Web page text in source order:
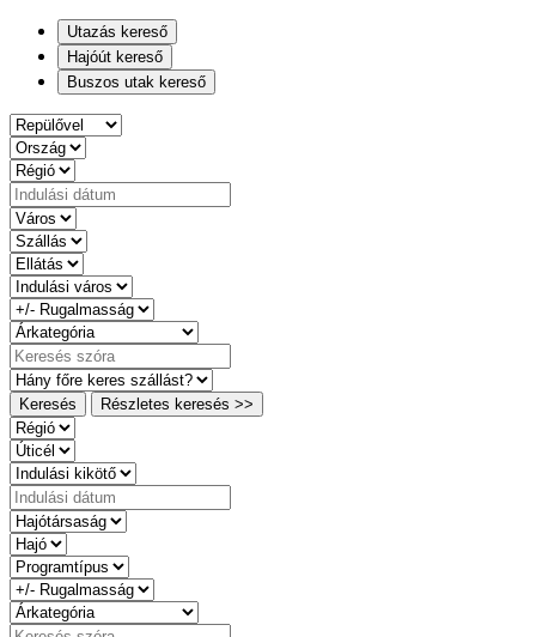
Utazás kereső
Hajóút kereső
Buszos utak kereső
Keresés Részletes keresés >>